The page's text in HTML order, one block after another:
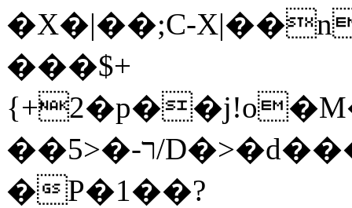
�X�|��;Ϲ-
���$+
��ר-�<5/D�>�d�����1!u8JP�@TE�
�P�1��?